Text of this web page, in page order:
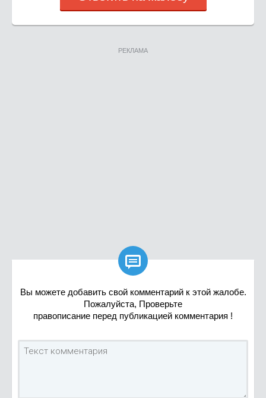
РЕКЛАМА

Вы можете добавить свой комментарий к этой жалобе.
Пожалуйста, Проверьте
правописание перед публикацией комментария !